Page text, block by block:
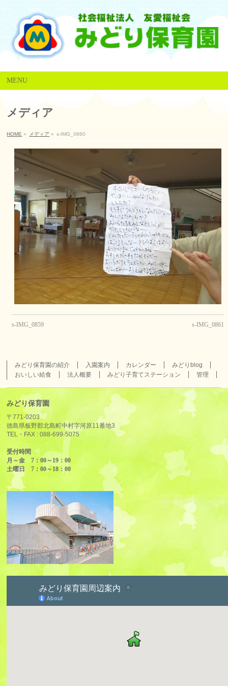
MENU
メディア
HOME » メディア » s-IMG_0860
s-IMG_0859 s-IMG_0861
みどり保育園の紹介 入園案内 カレンダー
みどりblog
おいしい給食
法人概要 みどり子育てステーション 管理
みどり保育園
〒771-0203
徳島県板野郡北島町中村字河原11番地3
TEL・FAX :088-699-5075
受付時間
月～金 7：00～19：00
土曜日 7：00～18：00